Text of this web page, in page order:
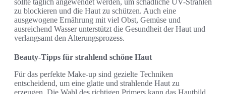
sollte täglich angewendet werden, um schädliche UV-Strahlen
zu blockieren und die Haut zu schützen. Auch eine
ausgewogene Ernährung mit viel Obst, Gemüse und
ausreichend Wasser unterstützt die Gesundheit der Haut und
verlangsamt den Alterungsprozess.
Beauty-Tipps für strahlend schöne Haut
Für das perfekte Make-up sind gezielte Techniken
entscheidend, um eine glatte und strahlende Haut zu